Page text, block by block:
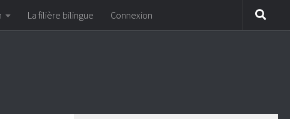
La filière bilingue Connexion